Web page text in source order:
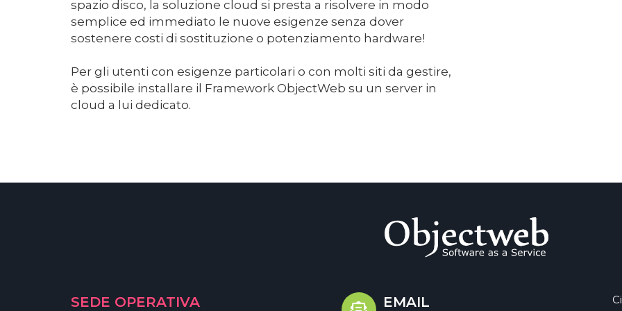
spazio disco, la soluzione cloud si presta a risolvere in modo
semplice ed immediato le nuove esigenze senza dover
sostenere costi di sostituzione o potenziamento hardware!
Per gli utenti con esigenze particolari o con molti siti da gestire,
è possibile installare il Framework ObjectWeb su un server in
cloud a lui dedicato.
SEDE OPERATIVA EMAIL